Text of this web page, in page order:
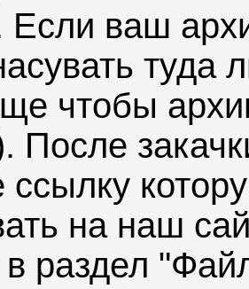
Если ваш
туда
чтобы
После
ссылку
на наш
в раздел